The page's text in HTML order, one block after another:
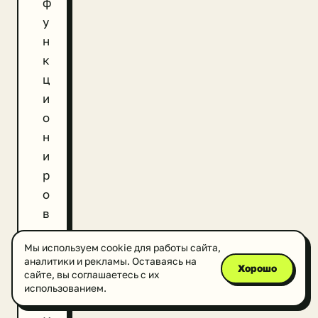
у
н
к
ц
и
о
н
и
р
о
в
а
т
ь
.
Мы используем cookie для работы сайта,
аналитики и рекламы. Оставаясь на
сайте, вы соглашаетесь с их
использованием.
Хорошо